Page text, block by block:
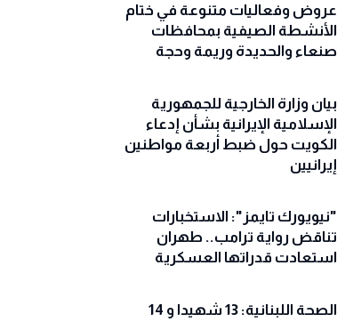
عروض وفعاليات متنوعة في ختام
الأنشطة الصيفية بمحافظات
صنعاء والحديدة وريمة وحجة
‏بيان وزارة الخارجية للجمهورية
الإسلامية الإيرانية بشأن إدعاء
الكويت حول ضبط أربعة مواطنين
إيرانيين
"نيويورك تايمز": الاستخبارات
تناقض رواية ترامب.. طهران
استعادت قدراتها العسكرية
الصحة اللبنانية: 13 شهيدا و 14